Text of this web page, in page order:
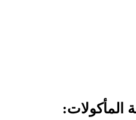
المأكولات: